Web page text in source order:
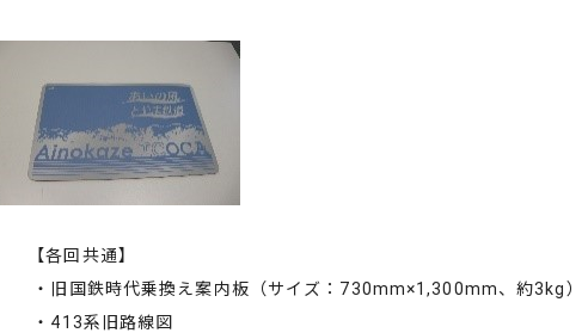
【各回共通】
・旧国鉄時代乗換え案内板（サイズ：730mm×1,300mm、約3kg）
・413系旧路線図